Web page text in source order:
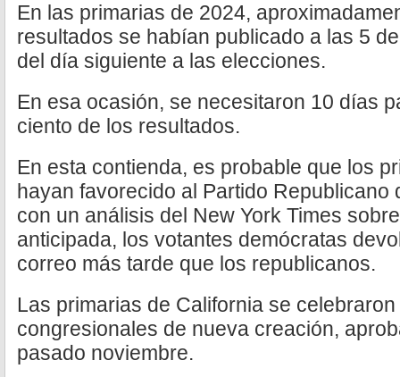
En las primarias de 2024,
resultados se habían publicado a las 5
del día siguiente a las elecciones.
En esa ocasión, se necesitaron 10 días
ciento de los resultados.
En esta contienda, es probable que los
hayan favorecido al Partido Republicano
con un análisis del New York Times
anticipada, los votantes demócratas
correo más tarde que los republicanos.
Las primarias de California se
congresionales de nueva creación,
pasado noviembre.